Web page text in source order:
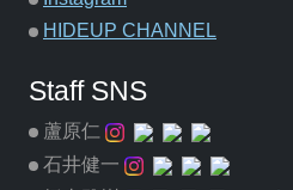
HIDEUP CHANNEL
Staff SNS
蘆原仁
石井健一